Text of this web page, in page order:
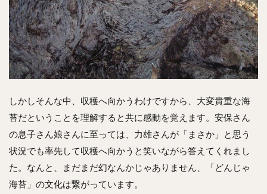
しかしそんな中、収穫へ向かうわけですから、大変貴重な海
苔だということを理解すると共に感動を覚えます。安保さん
の息子さん娘さんに至っては、力雄さんが「まさか」と思う
状況でも率先して収穫へ向かうと笑いながら答えてくれまし
た。なんと、まだまだ幻なんかじゃありません、「どんじゃ
海苔」の文化は繋がっています。